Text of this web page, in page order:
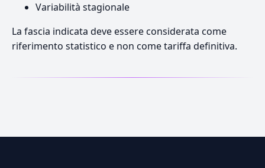
Variabilità stagionale
La fascia indicata deve essere considerata come
riferimento statistico e non come tariffa definitiva.